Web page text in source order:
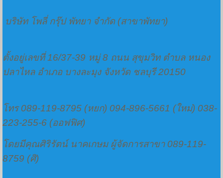
บริษัท โพลี่ กรุ๊ป พัทยา จำกัด (สาขาพัทยา)
ตั้งอยู่เลขที่ 16/37-39 หมู่ 8 ถนน สุขุมวิท ตำบล หนอง
ปลาไหล อำเภอ บางละมุง จังหวัด ชลบุรี 20150
โทร 089-119-8795 (หยก) 094-896-5661 (ใหม่) 038-
223-255-6 (ออฟฟิศ)
โดยมีคุณศิริรัตน์ นาคเกษม ผู้จัดการสาขา 089-119-
8759 (ศิ)